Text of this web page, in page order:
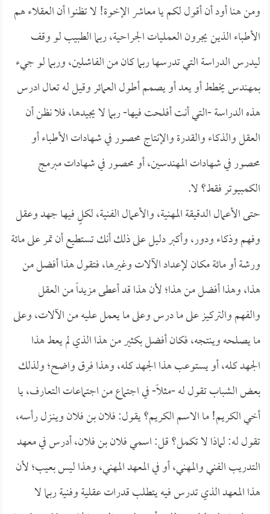
ومن هنا أود أن أقول لكم يا معاشر الإخوة! لا تظنوا أن العقلاء هم
الأطباء الذين يجرون العمليات الجراحية، ربما الطبيب لو وقف
ليدرس الدراسة التي تدرسها ربما كان من الفاشلين، وربما لو جيء
بمهندس يخطط أو يعد أو يصمم أطول العمائر وقيل له تعال ادرس
هذه الدراسة -التي أنت أفلحت فيها- ربما لا يجيدها، فلا نظن أن
العقل والذكاء والقدرة والإنتاج محصور في شهادات الأطباء أو
محصور في شهادات المهندسين، أو محصور في شهادات مبرمج
الكمبيوتر فقط؟ لا.
حتى الأعمال الدقيقة المهنية، والأعمال الفنية، لكلٍ فيها جهد وعقل
وفهم وذكاء ودور، وأكبر دليل على ذلك أنك تستطيع أن تمر على مائة
ورشة أو مائة مكان لإعداد الآلات وغيرها، فتقول هذا أفضل من
هذا، وهذا أفضل من هذا؛ لأن هذا قد أعطى مزيداً من العقل
والفهم والتركيز على ما درس وعلى ما يعمل عليه من الآلات، وعلى
ما يصلحه وينتجه، فكان أفضل بكثير من هذا الذي لم يعط هذا
الجهد كله، أو يستوعب هذا الجهد كله، وهذا فرق واضح؛ ولذلك
بعض الشباب تقول له -مثلاً- في اجتماع من اجتماعات التعارف، يا
أخي الكريم! ما الاسم الكريم؟ يقول: فلان بن فلان وينـزل رأسه،
تقول له: لماذا لا تكمل؟ قل: اسمي فلان بن فلان، أدرس في معهد
التدريب الفني والمهني، أو في المعهد المهني، وهذا ليس بعيب؛ لأن
هذا المعهد الذي تدرس فيه يتطلب قدرات عقلية وفنية ربما لا